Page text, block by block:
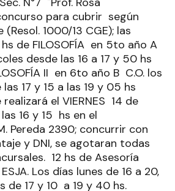
para cubrir según
1000/13 CGE); las
de FILOSOFÍA en 5to año A
desde las 16 a 17 y 50 hs
II en 6to año B C.O. los
17 y 15 a las 19 y 05 hs
el VIERNES 14 de
16 y 15 hs en el
Pereda 2390; concurrir con
y DNI, se agotaran todas
12 hs de Asesoría
Los días lunes de 16 a 20,
de 17 y 10 a 19 y 40 hs.